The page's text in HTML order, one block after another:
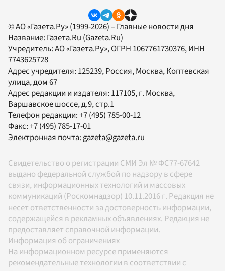
© АО «Газета.Ру» (1999-2026) – Главные новости дня
Название: Газета.Ru (Gazeta.Ru)
Учредитель:АО «Газета.Ру», ОГРН 1067761730376, ИНН
7743625728
Адрес учредителя: 125239, Россия, Москва, Коптевская
улица, дом 67
Адрес редакции и издателя: 117105, г. Москва,
Варшавское шоссе, д.9, стр.1
Телефон редакции:+7 (495) 785-00-12
Факс:+7 (495) 785-17-01
Электронная почта:gazeta@gazeta.ru
Свидетельство о регистрации СМИ Эл № ФС77-67642
выдано федеральной службой по надзору в сфере
связи, информационных технологий и массовых
коммуникаций (Роскомнадзор) 10.11.2016 г. Редакция не
несет ответственности за достоверность информации,
содержащейся в рекламных объявлениях. Редакция не
предоставляет справочной информации.
Информация об ограничениях
На информационном ресурсе применяются
рекомендательные технологии в соответствии с